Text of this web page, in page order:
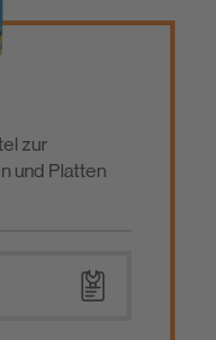
zur
und Platten